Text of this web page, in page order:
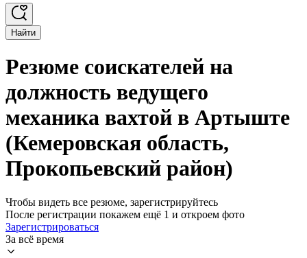
Найти
Резюме соискателей на
должность ведущего
механика вахтой в Артыште
(Кемеровская область,
Прокопьевский район)
Чтобы видеть все резюме, зарегистрируйтесь
После регистрации покажем ещё 1 и откроем фото
Зарегистрироваться
За всё время